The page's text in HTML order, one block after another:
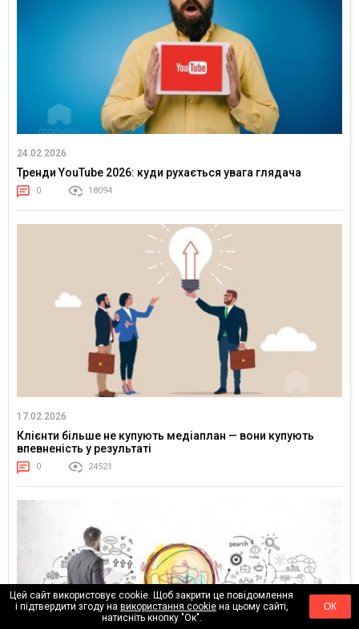
24.02.2026
Тренди YouTube 2026: куди рухається увага глядача
0 18094
17.02.2026
Клієнти більше не купують медіаплан — вони купують
впевненість у результаті
0 24521
Цей сайт використовує cookie. Щоб закрити це повідомлення
і підтвердити згоду на використання cookieна цьому сайті,
натисніть кнопку "Ок".
ОК